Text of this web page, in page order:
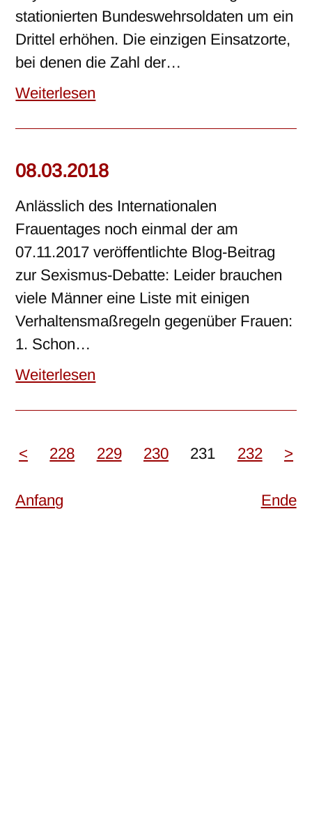
stationierten Bundeswehrsoldaten um ein
Drittel erhöhen. Die einzigen Einsatzorte,
bei denen die Zahl der…
Weiterlesen
08.03.2018
Anlässlich des Internationalen
Frauentages noch einmal der am
07.11.2017 veröffentlichte Blog-Beitrag
zur Sexismus-Debatte: Leider brauchen
viele Männer eine Liste mit einigen
Verhaltensmaßregeln gegenüber Frauen:
1. Schon…
Weiterlesen
Anfang
< 228 229 230 231 232 >
Ende